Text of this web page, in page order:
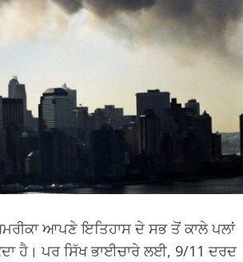
ਆਪਣੇ ਇਤਿਹਾਸ ਦੇ ਸਭ ਤੋਂ ਕਾਲੇ ਪਲਾਂ
ਹੈ। ਪਰ ਸਿੱਖ ਭਾਈਚਾਰੇ ਲਈ, 9/11 ਦਰਦ